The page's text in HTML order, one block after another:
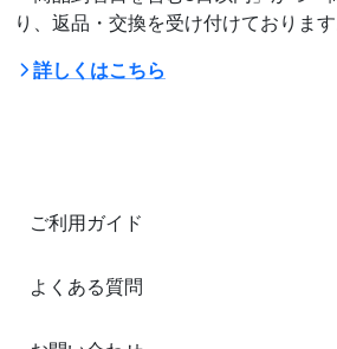
り、返品・交換を受け付けております
詳しくはこちら
ご利用ガイド
よくある質問